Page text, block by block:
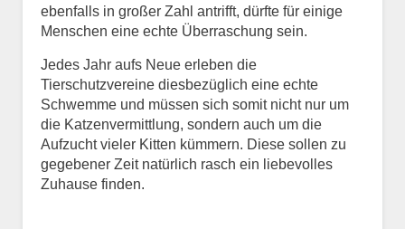
Ort des Verschwindens
ebenfalls in großer Zahl antrifft, dürfte für einige
Menschen eine echte Überraschung sein.
Jedes Jahr aufs Neue erleben die
Tierschutzvereine diesbezüglich eine echte
Schwemme und müssen sich somit nicht nur um
die Katzenvermittlung, sondern auch um die
Aufzucht vieler Kitten kümmern. Diese sollen zu
gegebener Zeit natürlich rasch ein liebevolles
Zuhause finden.